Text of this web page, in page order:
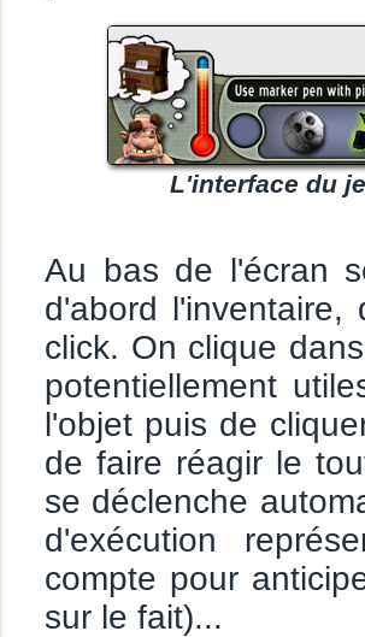
L'interface du
Au bas de l'écran
d'abord
click. On clique
potentiellement
l'objet puis de
de faire réagir le
se déclenche
d'exécution
compte pour
sur le fait)...